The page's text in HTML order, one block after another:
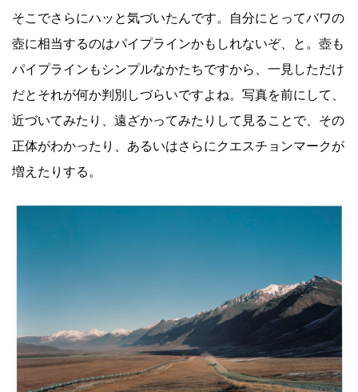
そこでさらにハッと気づいたんです。自分にとってバワの
壺に相当するのはパイプラインかもしれないぞ、と。壺も
パイプラインもシンプルなかたちですから、一見しただけ
だとそれが何か判別しづらいですよね。写真を前にして、
近づいてみたり、遠ざかってみたりして見ることで、その
正体がわかったり、あるいはさらにクエスチョンマークが
増えたりする。